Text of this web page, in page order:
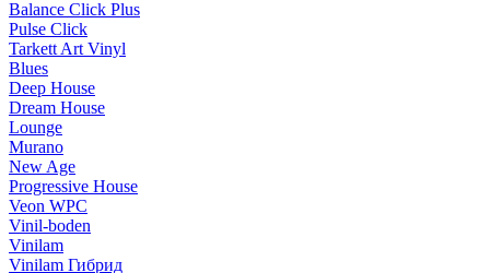
Balance Click Plus
Pulse Click
Tarkett Art Vinyl
Blues
Deep House
Dream House
Lounge
Murano
New Age
Progressive House
Veon WPC
Vinil-boden
Vinilam
Vinilam Гибрид